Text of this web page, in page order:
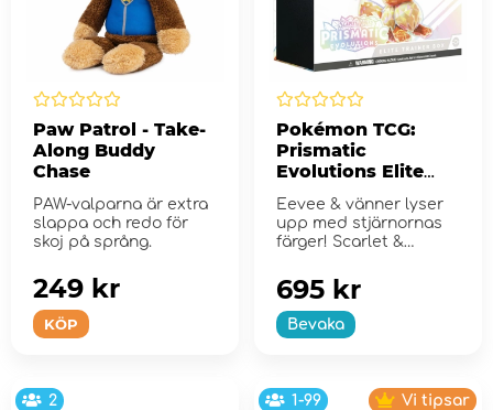
Paw Patrol - Take-
Along Buddy
Chase
PAW-valparna är extra
slappa och redo för
skoj på språng.
KÖP
249 kr
Pokémon TCG:
Prismatic
Evolutions Elite
Eevee & vänner lyser
upp med stjärnornas
färger! Scarlet &
Bevaka
695 kr
2 1-99 Vi tipsar